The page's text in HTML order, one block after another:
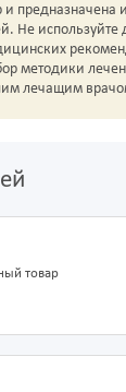
предназначена
Не используйте
методики
лечащим
товар